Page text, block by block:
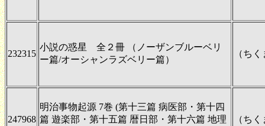
232315
小説の惑星 全２冊 （ノーザンブルーベリ
ー篇/オーシャンラズベリー篇）
（ち
247968
明治事物起源 7巻 (第十三篇 病医部・第十四
篇 遊楽部・第十五篇 暦日部・第十六篇 地理
（ち